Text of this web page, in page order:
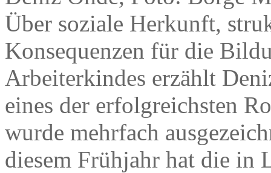
Über soziale Herkunft,
Konsequenzen für die
Arbeiterkindes erzählt
eines der erfolgreichsten
wurde mehrfach
diesem Frühjahr hat die in